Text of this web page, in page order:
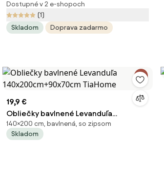
cm
Dostupné v 2 e-shopoch
(1)
Skladom
Doprava zadarmo
19,9 €
Obliečky bavlnené Levanduľa
140x200cm+90x70cm TiaHome
140×200 cm, bavlnená, so zipsom
Skladom